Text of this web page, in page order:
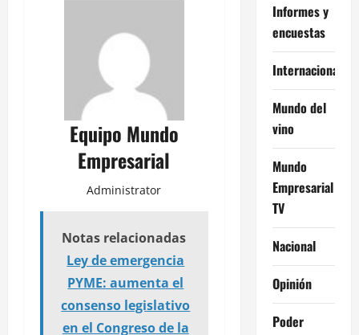
Equipo Mundo
Empresarial
Administrator
Notas relacionadas
Ley de emergencia
PYME: aumenta el
consenso legislativo
en el Congreso de la
Informes y
encuestas
Internacional
Mundo del
vino
Mundo
Empresarial
TV
Nacional
Opinión
Poder